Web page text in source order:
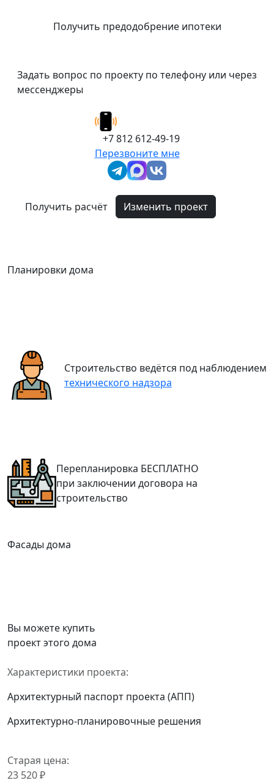
Получить предодобрение ипотеки
Задать вопрос по проекту по телефону или через
мессенджеры
+7 812 612-49-19
Перезвоните мне
Получить расчёт Изменить проект
Планировки дома
Строительство ведётся под наблюдением
технического надзора
Перепланировка БЕСПЛАТНО
при заключении договора на
строительство
Фасады дома
Вы можете купить
проект этого дома
Характеристики проекта:
Архитектурный паспорт проекта (АПП)
Архитектурно-планировочные решения
Старая цена:
23 520 ₽